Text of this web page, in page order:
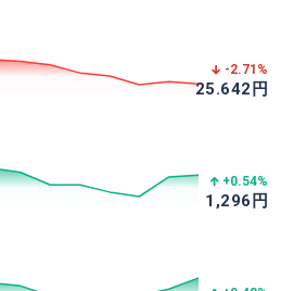
-2.71 %
25.642 円
+0.54%
1,296 円